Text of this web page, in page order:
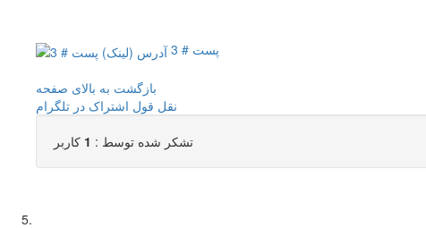
پست # 3
بازگشت به بالای صفحه
نقل قول اشتراک در تلگرام
تشکر شده توسط : 1 کاربر